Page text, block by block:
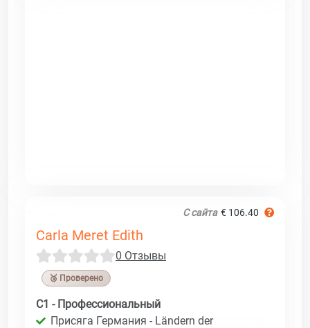
С сайта € 106.40
Carla Meret Edith
0 Отзывы
🥉 Проверено
C1 - Профессиональный
Присяга Германия - Ländern der